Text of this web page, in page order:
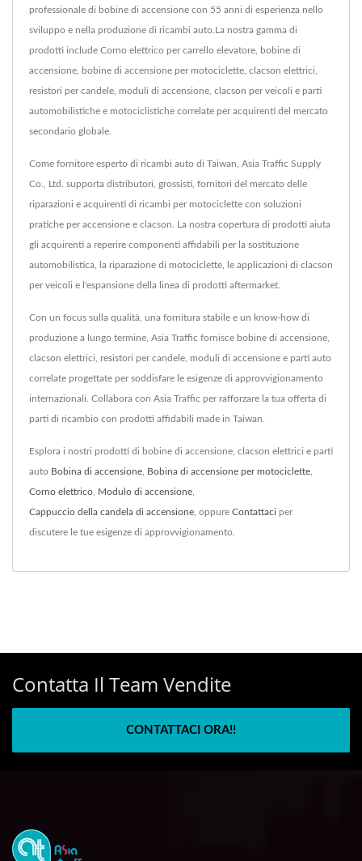
professionale di bobine di accensione con 55 anni di esperienza nello
sviluppo e nella produzione di ricambi auto.La nostra gamma di
prodotti include Corno elettrico per carrello elevatore, bobine di
accensione, bobine di accensione per motociclette, clacson elettrici,
resistori per candele, moduli di accensione, clacson per veicoli e parti
automobilistiche e motociclistiche correlate per acquirenti del mercato
secondario globale.
Come fornitore esperto di ricambi auto di Taiwan, Asia Traffic Supply
Co., Ltd. supporta distributori, grossisti, fornitori del mercato delle
riparazioni e acquirenti di ricambi per motociclette con soluzioni
pratiche per accensione e clacson. La nostra copertura di prodotti aiuta
gli acquirenti a reperire componenti affidabili per la sostituzione
automobilistica, la riparazione di motociclette, le applicazioni di clacson
per veicoli e l'espansione della linea di prodotti aftermarket.
Con un focus sulla qualità, una fornitura stabile e un know-how di
produzione a lungo termine, Asia Traffic fornisce bobine di accensione,
clacson elettrici, resistori per candele, moduli di accensione e parti auto
correlate progettate per soddisfare le esigenze di approvvigionamento
internazionali. Collabora con Asia Traffic per rafforzare la tua offerta di
parti di ricambio con prodotti affidabili made in Taiwan.
Esplora i nostri prodotti di bobine di accensione, clacson elettrici e parti
auto Bobina di accensione Bobina di accensione per motociclette
Corno elettrico Modulo di accensione
Cappuccio della candela di accensione , oppure Contattaci per
discutere le tue esigenze di approvvigionamento.
Contatta Il Team Vendite
CONTATTACI ORA!!